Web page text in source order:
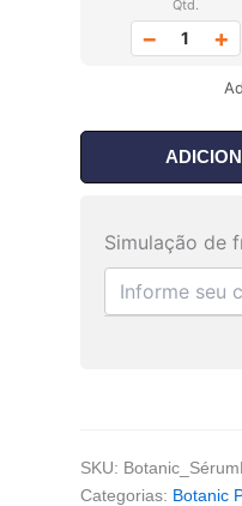
Qtd.
− +
Simulação de
SKU:
Categorias: Botanic